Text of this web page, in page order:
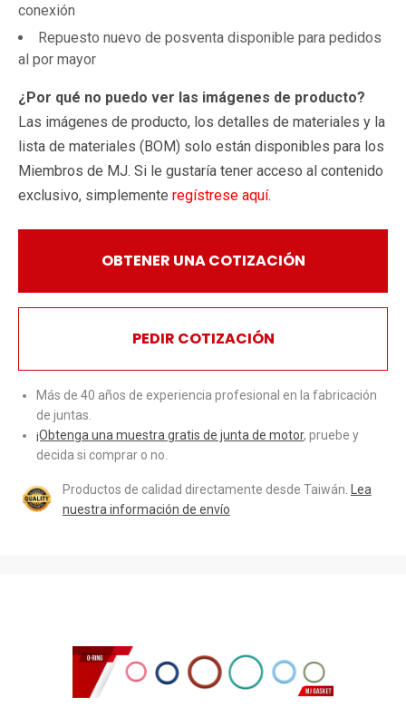
conexión
Repuesto nuevo de posventa disponible para pedidos
al por mayor
¿Por qué no puedo ver las imágenes de producto?
Las imágenes de producto, los detalles de materiales y la
lista de materiales (BOM) solo están disponibles para los
Miembros de MJ. Si le gustaría tener acceso al contenido
exclusivo, simplemente regístrese aquí.
OBTENER UNA COTIZACIÓN
PEDIR COTIZACIÓN
Más de 40 años de experiencia profesional en la fabricación
de juntas.
¡Obtenga una muestra gratis de junta de motor, pruebe y
decida si comprar o no.
Productos de calidad directamente desde Taiwán.
Lea
nuestra información de envío